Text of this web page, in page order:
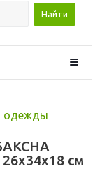
Найти
одежды
см